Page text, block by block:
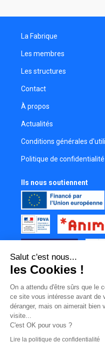
Amélie Oudot
Fabien Médina
La Fabrique
Les membres
Les structures
Contact
À propos
Actualités
Conditions générales
Politique de confidentialité
Ils nous soutiennent
Tous nos partenaires
Mur des contributeurs
Salut c'est nous...
les Cookies !
On a attendu d'être sûrs que le
ce site vous intéresse avant de
déranger, mais on aimerait bien
visite...
C'est OK pour vous ?
Lire la politique de confidentialité